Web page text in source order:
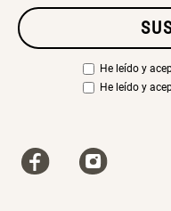
He leído y
He leído y